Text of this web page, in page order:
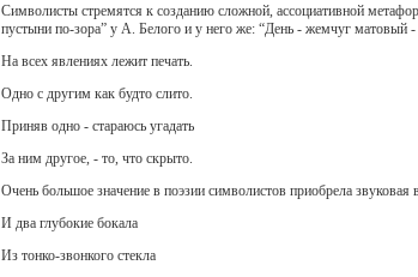
Символисты стремятся к созданию сложной, ассоциативной
пустыни по-зора” у А. Белого и у него же: “День - жемчуг матовый -
На всех явлениях лежит печать.
Одно с другим как будто слито.
Приняв одно - стараюсь угадать
За ним другое, - то, что скрыто.
Очень большое значение в поэзии символистов приобрела
И два глубокие бокала
Из тонко-звонкого стекла